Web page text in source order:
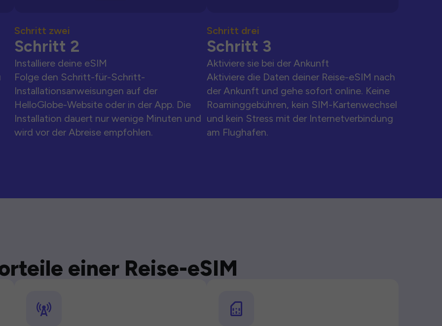
Schritt zwei
Schritt 2
Installiere deine eSIM
Folge den Schritt-für-Schritt-
Installationsanweisungen auf der
HelloGlobe-Website oder in der App. Die
Installation dauert nur wenige Minuten und
wird vor der Abreise empfohlen.
Schritt drei
Schritt 3
Aktiviere sie bei der Ankunft
Aktiviere die Daten deiner Reise-eSIM nach
der Ankunft und gehe sofort online. Keine
Roaminggebühren, kein SIM-Kartenwechsel
und kein Stress mit der Internetverbindung
am Flughafen.
einer Reise-eSIM